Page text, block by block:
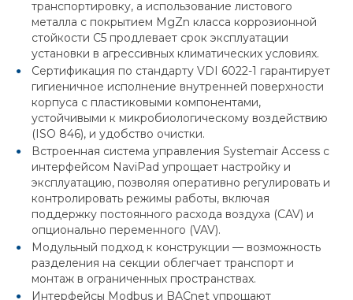
транспортировку, а использование листового
металла с покрытием MgZn класса коррозионной
стойкости C5 продлевает срок эксплуатации
установки в агрессивных климатических условиях.
Сертификация по стандарту VDI 6022-1 гарантирует
гигиеничное исполнение внутренней поверхности
корпуса с пластиковыми компонентами,
устойчивыми к микробиологическому воздействию
(ISO 846), и удобство очистки.
Встроенная система управления Systemair Access с
интерфейсом NaviPad упрощает настройку и
эксплуатацию, позволяя оперативно регулировать и
контролировать режимы работы, включая
поддержку постоянного расхода воздуха (CAV) и
опционально переменного (VAV).
Модульный подход к конструкции — возможность
разделения на секции облегчает транспорт и
монтаж в ограниченных пространствах.
Интерфейсы Modbus и BACnet упрощают